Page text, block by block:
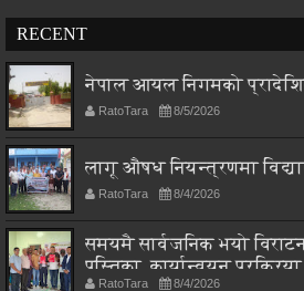
RECENT
नेपाल आयल निगमको
RatoTara 8/5/2026
लागू औषध नियन्त्रणमा
RatoTara 8/4/2026
समयमै सार्वजनिक भयो
पुस्तिका, कार्यान्वयन
RatoTara 8/4/2026